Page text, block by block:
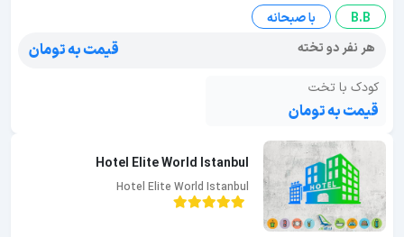
B.B
با صبحانه
هر نفر دو تخته
قیمت به تومان
کودک با تخت
قیمت به تومان
Hotel Elite World Istanbul
Hotel Elite World Istanbul